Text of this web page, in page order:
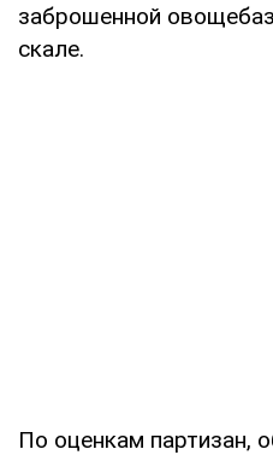
заброшенной
скале.
По оценкам партизан,